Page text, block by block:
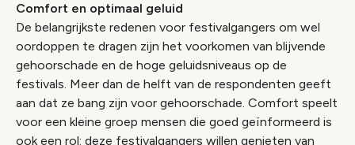
Comfort en optimaal geluid
De belangrijkste redenen voor festivalgangers om wel
oordoppen te dragen zijn het voorkomen van blijvende
gehoorschade en de hoge geluidsniveaus op de
festivals. Meer dan de helft van de respondenten geeft
aan dat ze bang zijn voor gehoorschade. Comfort speelt
voor een kleine groep mensen die goed geïnformeerd is
ook een rol: deze festivalgangers willen genieten van